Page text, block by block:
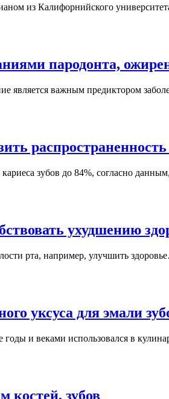
из Калифорнийского
пародонта,
является важным предиктором
распространенность
зубов до 84%, согласно
ухудшению
рта, например, улучшить
уксуса для эмали
и веками использовался в
костей, зубов